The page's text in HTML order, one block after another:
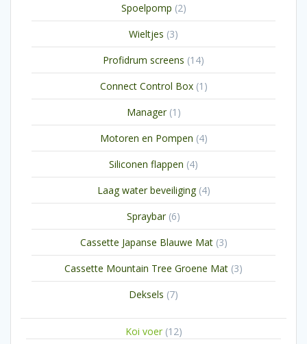
Spoelpomp 22
producten
Wieltjes 33
producten
Profidrum screens 1414
producten
Connect Control Box 1 1
product
Manager 1 1
product
Motoren en Pompen 44
producten
Siliconen flappen 44
producten
Laag water beveiliging 44
producten
Spraybar 66
producten
Cassette Japanse Blauwe Mat 33
producten
Cassette Mountain Tree Groene Mat 33
producten
Deksels 77
Koi voer 1212